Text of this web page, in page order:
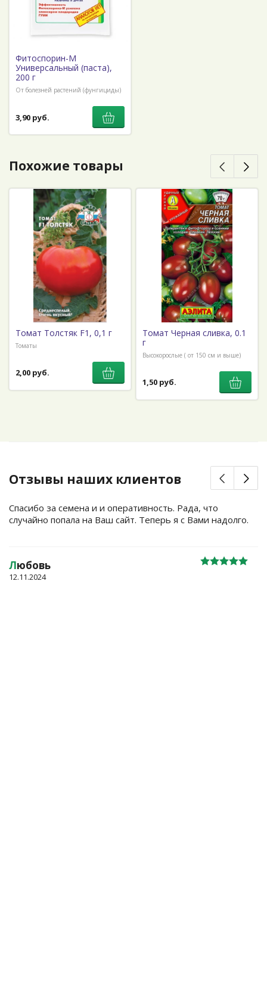
Фитоспорин-М
Универсальный (паста),
200 г
От болезней растений (фунгициды)
3,90 руб.
Похожие товары
Томат Толстяк F1, 0,1 г
Томаты
2,00 руб.
Томат Черная сливка, 0.1
г
Высокорослые ( от 150 см и выше)
1,50 руб.
Отзывы наших клиентов
Спасибо за семена и и оперативность. Рада, что
случайно попала на Ваш сайт. Теперь я с Вами надолго.
Любовь
12.11.2024